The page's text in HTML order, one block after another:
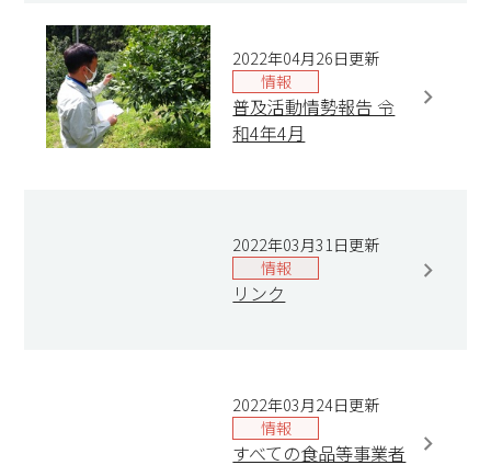
2022年04月26日更新
情報
普及活動情勢報告 令
和4年4月
2022年03月31日更新
情報
リンク
2022年03月24日更新
情報
すべての食品等事業者